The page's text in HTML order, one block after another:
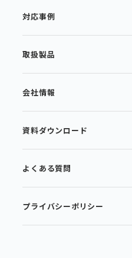
対応事例
取扱製品
会社情報
資料ダウンロード
よくある質問
プライバシーポリシー